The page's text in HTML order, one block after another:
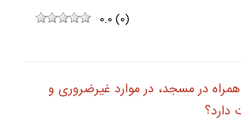
0.0(0)
همراه در مسجد، در موارد غيرضرورى و
دارد؟